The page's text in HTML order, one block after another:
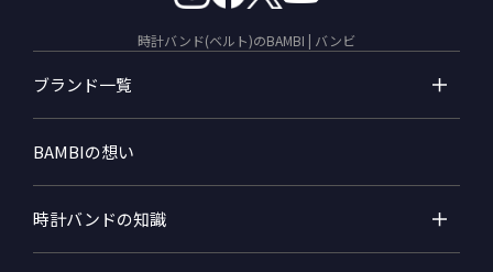
時計バンド(ベルト)のBAMBI | バンビ
ブランド一覧
BAMBIの想い
時計バンドの知識